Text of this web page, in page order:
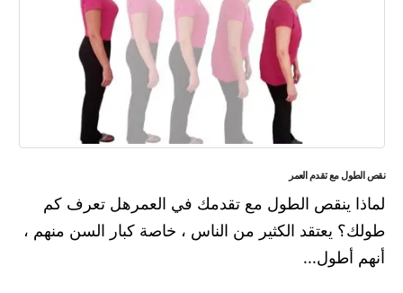
نقص الطول مع تقدم العمر
لماذا ينقص الطول مع تقدمك في العمرهل تعرف كم
طولك؟ يعتقد الكثير من الناس ، خاصة كبار السن منهم ،
أنهم أطول...